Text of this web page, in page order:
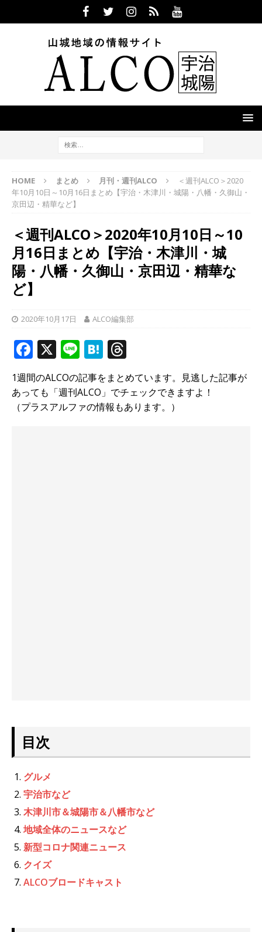
HOME まとめ 月刊・週刊ALCO
＜週刊ALCO＞2020
年10月10日～10月16日まとめ【宇治・木津川・城陽・八幡・久御山・
京田辺・精華など】
＜週刊ALCO＞2020年10月10日～10
月16日まとめ【宇治・木津川・城
陽・八幡・久御山・京田辺・精華な
ど】
2020年10月17日 ALCO編集部
F
a
c
e
X Li
n
e
H
at
e
n
h
r
e
1週間のALCOの記事をまとめています。見逃した記事が
あっても「週刊ALCO」でチェックできますよ！
（プラスアルファの情報もあります。）
目次
グルメ
宇治市など
木津川市＆城陽市＆八幡市など
地域全体のニュースなど
新型コロナ関連ニュース
クイズ
ALCOブロードキャスト